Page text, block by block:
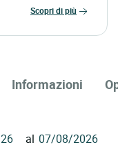
scopri di più
Informazioni
al